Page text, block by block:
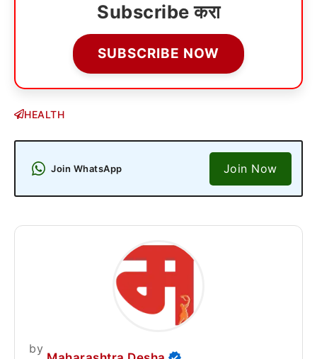
Subscribe करा
SUBSCRIBE NOW
HEALTH
Join WhatsApp Join Now
by